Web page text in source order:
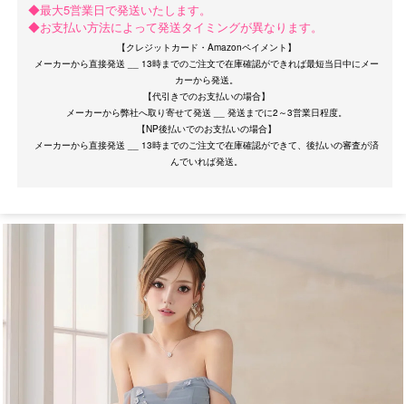
OriginalBrand
◆最大5営業日で発送いたします。
◆お支払い方法によって発送タイミングが異なります。
【クレジットカード・Amazonペイメント】
メーカーから直接発送 __ 13時までのご注文で在庫確認ができれば最短当日中にメー
カーから発送。
【代引きでのお支払いの場合】
メーカーから弊社へ取り寄せて発送 __ 発送までに2～3営業日程度。
【NP後払いでのお支払いの場合】
メーカーから直接発送 __ 13時までのご注文で在庫確認ができて、後払いの審査が済